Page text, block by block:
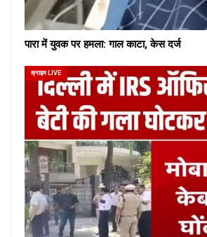
पारा में युवक पर हमला: गाल काटा, केस दर्ज
क्राइम LIVE